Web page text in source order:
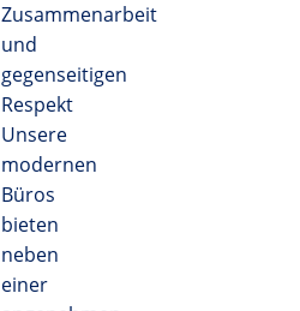
Zusammenarbeit
und
gegenseitigen
Respekt
Unsere
modernen
Büros
bieten
neben
einer